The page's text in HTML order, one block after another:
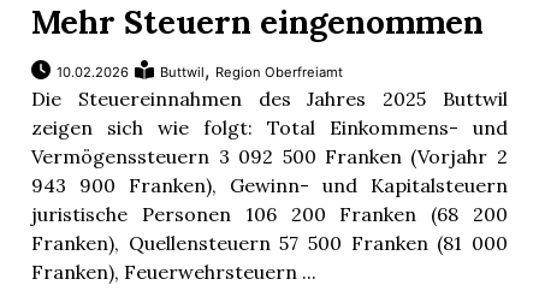
Mehr Steuern eingenommen
10.02.2026 Buttwil, Region Oberfreiamt
Die Steuereinnahmen des Jahres 2025 Buttwil
zeigen sich wie folgt: Total Einkommens- und
Vermögenssteuern 3 092 500 Franken (Vorjahr 2
943 900 Franken), Gewinn- und Kapitalsteuern
juristische Personen 106 200 Franken (68 200
Franken), Quellensteuern 57 500 Franken (81 000
Franken), Feuerwehrsteuern ...